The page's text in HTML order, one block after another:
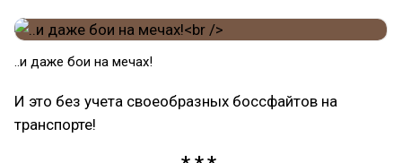
..и даже бои на мечах!
И это без учета своеобразных боссфайтов на
транспорте!